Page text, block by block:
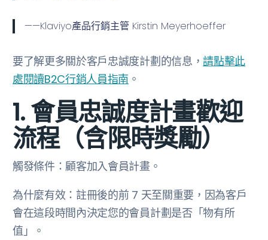
——Klaviyo產品行銷主管 Kirstin Meyerhoeffer
要了解更多關於客戶忠誠度計劃的信息，請點擊此
處閱讀B2C行銷人員指南 。
1. 會員忠誠度計畫歡迎
流程（含限時獎勵）
觸發條件：顧客加入會員計畫。
為什麼有效：註冊後的前 7 天至關重要，因為客戶
會在這段時間內決定您的會員計劃是否「物有所
值」。